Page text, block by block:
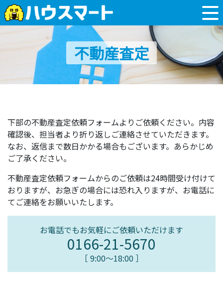
不動産査定
下部の不動産査定依頼フォームよりご依頼ください。内容
確認後、担当者より折り返しご連絡させていただきます。
なお、返信まで数日かかる場合もございます。あらかじめ
ご了承ください。
不動産査定依頼フォームからのご依頼は24時間受け付けて
おりますが、お急ぎの場合には恐れ入りますが、お電話に
てご連絡をお願いいたします。
お電話でもお気軽にご依頼いただけます
0166-21-5670
［ 9:00〜18:00 ］